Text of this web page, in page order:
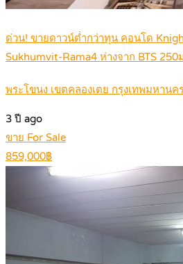
ด่วน! ขายดาวน์ต่ำกว่าทุน คอนโด
Sukhumvit-Rama4 ห่างจาก BTS
พระโขนง เขตคลองเตย กรุงเทพมหานค
3 ปี ago
ขาย For Sale
859,000฿